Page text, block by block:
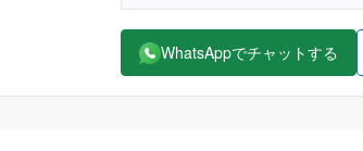
WhatsAppでチャットする